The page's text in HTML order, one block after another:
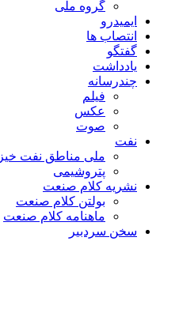
گروه ملی
ایمیدرو
انتصاب ها
گفتگو
یادداشت
چندرسانه
فیلم
عکس
صوت
نفت
ملی مناطق نفت خیز
پتروشیمی
نشریه کلام صنعت
بولتن کلام صنعت
ماهنامه کلام صنعت
سخن سردبیر